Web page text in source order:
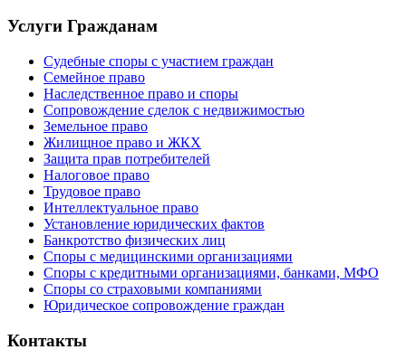
Услуги Гражданам
Судебные споры с участием граждан
Семейное право
Наследственное право и споры
Сопровождение сделок с недвижимостью
Земельное право
Жилищное право и ЖКХ
Защита прав потребителей
Налоговое право
Трудовое право
Интеллектуальное право
Установление юридических фактов
Банкротство физических лиц
Споры с медицинскими организациями
Споры с кредитными организациями, банками, МФО
Споры со страховыми компаниями
Юридическое сопровождение граждан
Контакты